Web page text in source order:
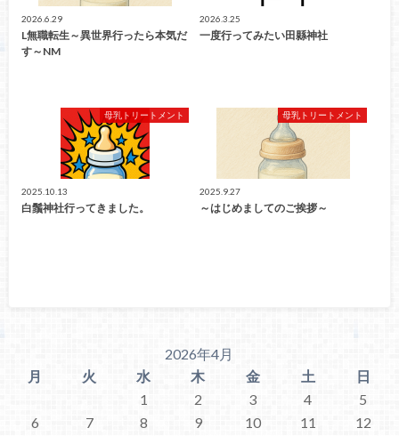
2026.6.29
L無職転生～異世界行ったら本気だ
す～NM
2026.3.25
一度行ってみたい田縣神社
母乳トリートメント
2025.10.13
白鬚神社行ってきました。
母乳トリートメント
2025.9.27
～はじめましてのご挨拶～
2026年4月
月
火 水 木 金 土
日
1
2 3 4
5
6
7 8 9 10 11
12